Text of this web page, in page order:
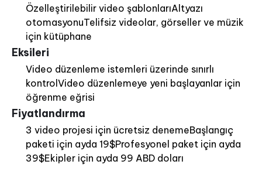
Özelleştirilebilir video şablonlarıAltyazı
otomasyonuTelifsiz videolar, görseller ve müzik
için kütüphane
Eksileri
Video düzenleme istemleri üzerinde sınırlı
kontrolVideo düzenlemeye yeni başlayanlar için
öğrenme eğrisi
Fiyatlandırma
3 video projesi için ücretsiz denemeBaşlangıç
paketi için ayda 19$Profesyonel paket için ayda
39$Ekipler için ayda 99 ABD doları